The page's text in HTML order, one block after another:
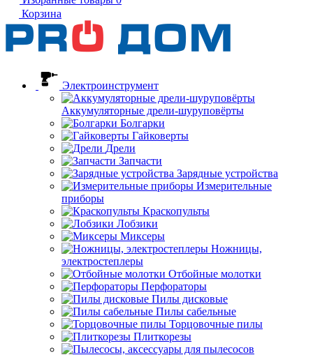
Корзина
Электроинструмент
Аккумуляторные дрели-шуруповёрты
Болгарки
Гайковерты
Дрели
Запчасти
Зарядные устройства
Измерительные
приборы
Краскопульты
Лобзики
Миксеры
Ножницы,
электростеплеры
Отбойные молотки
Перфораторы
Пилы дисковые
Пилы сабельные
Торцовочные пилы
Плиткорезы